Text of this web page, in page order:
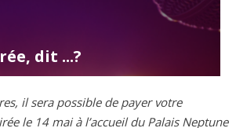
dit ...?
il sera possible de payer votre
le 14 mai à l’accueil du Palais Neptune